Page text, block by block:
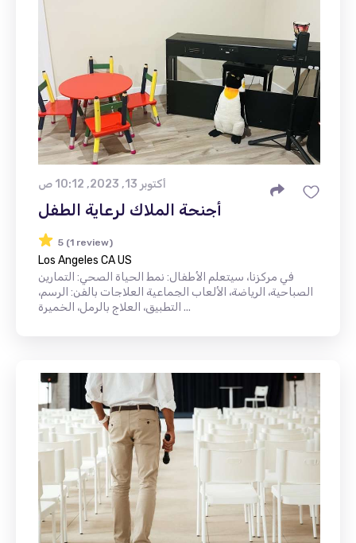
أكتوبر 13, 2023, 10:12 ص
أجنحة الملاك لرعاية الطفل
5 (1 review)
Los Angeles CA US
في مركزنا، سيتعلم الأطفال: نمط الحياة الصحي: التمارين
الصباحية، الرياضة، الألعاب الجماعية العلاجات بالفن: الرسم،
التطبيق، العلاج بالرمل، الخميرة ...